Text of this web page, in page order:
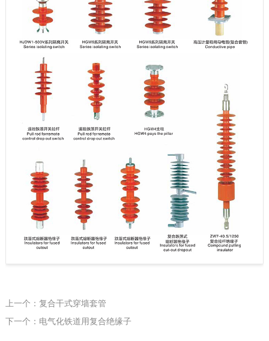
上一个：复合干式穿墙套管
下一个：电气化铁道用复合绝缘子